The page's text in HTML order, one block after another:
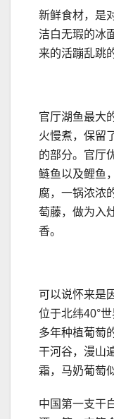
新鲜食材，是
洁白无瑕的冰
来的活蹦乱跳
官厅湖鱼最大
火慢煮，保留
的部分。官厅
鲢鱼以及鲤鱼
腐，一锅浓浓
萄藤，做为入
香。
可以说怀来是
位于北纬40°
多年种植葡萄
干河谷，漫山
霜，马奶葡萄
中国第一支干